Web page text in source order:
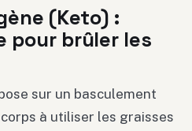
(Keto) :
pour brûler les
sur un basculement
à utiliser les graisses